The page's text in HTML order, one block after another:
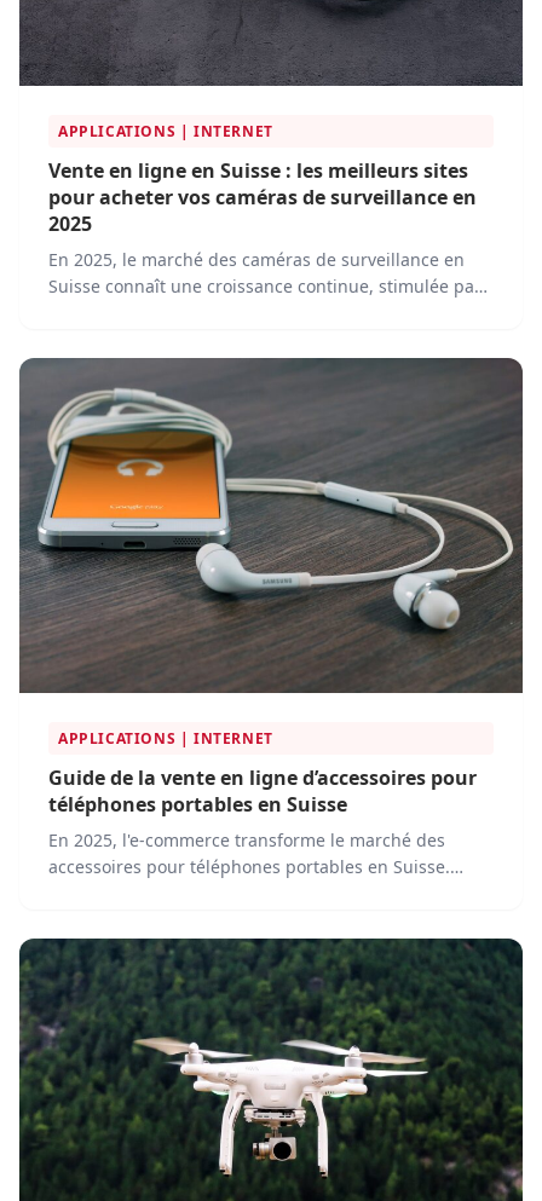
APPLICATIONS | INTERNET
Vente en ligne en Suisse : les meilleurs sites
pour acheter vos caméras de surveillance en
2025
En 2025, le marché des caméras de surveillance en
Suisse connaît une croissance continue, stimulée par
APPLICATIONS | INTERNET
Guide de la vente en ligne d’accessoires pour
téléphones portables en Suisse
En 2025, l'e-commerce transforme le marché des
accessoires pour téléphones portables en Suisse.
multitude de plateformes proposant une large
gamme de produits, des étuis et chargeurs aux
écouteurs sans fil et montres connectées.